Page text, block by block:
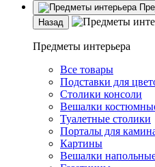
Назад
Предметы интерьера
Все товары
Подставки для
Столики консоли
Вешалки
Туалетные столики
Порталы для
Картины
Вешалки